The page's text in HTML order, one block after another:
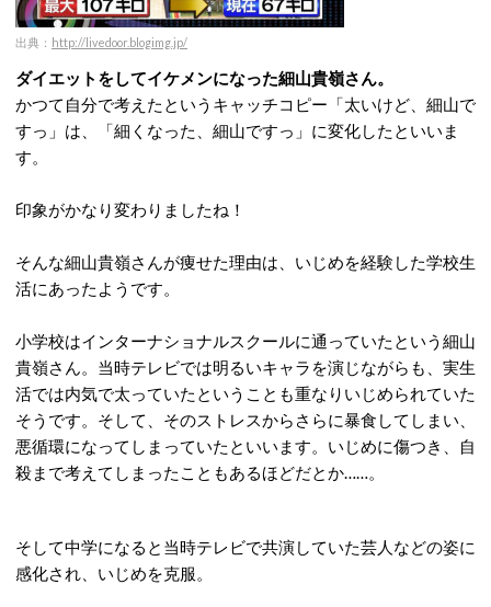
出典： http://livedoor.blogimg.jp/
ダイエットをしてイケメンになった細山貴嶺さん。
かつて自分で考えたというキャッチコピー「太いけど、細山で
すっ」は、「細くなった、細山ですっ」に変化したといいま
す。
印象がかなり変わりましたね！
そんな細山貴嶺さんが痩せた理由は、いじめを経験した学校生
活にあったようです。
小学校はインターナショナルスクールに通っていたという細山
貴嶺さん。当時テレビでは明るいキャラを演じながらも、実生
活では内気で太っていたということも重なりいじめられていた
そうです。そして、そのストレスからさらに暴食してしまい、
悪循環になってしまっていたといいます。いじめに傷つき、自
殺まで考えてしまったこともあるほどだとか……。
そして中学になると当時テレビで共演していた芸人などの姿に
感化され、いじめを克服。